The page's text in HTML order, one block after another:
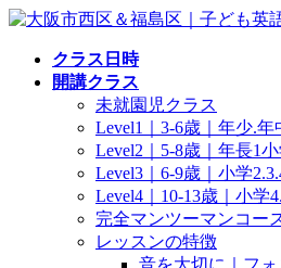
コ
ナ
クラス日時
開講クラス
未就園児クラス
Level1｜3-6歳｜年少.年
Level2｜5-8歳｜年長1
Level3｜6-9歳｜小学
Level4｜10-13歳｜小学
完全マンツーマンコー
レッスンの特徴
音を大切に｜フォ